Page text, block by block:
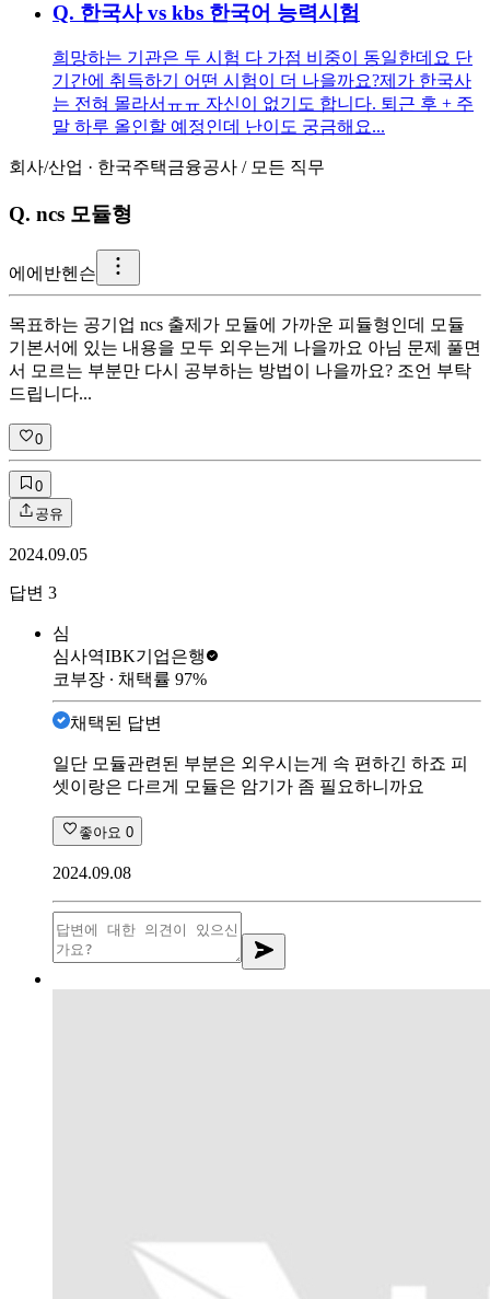
Q. 한국사 vs kbs 한국어 능력시험
희망하는 기관은 두 시험 다 가점 비중이 동일한데요 단
기간에 취득하기 어떤 시험이 더 나을까요? ​ 제가 한국사
는 전혀 몰라서ㅠㅠ 자신이 없기도 합니다. 퇴근 후 + 주
말 하루 올인할 예정인데 난이도 궁금해요...
회사/산업 · 한국주택금융공사 / 모든 직무
Q. ncs 모듈형
에 에반헨슨
목표하는 공기업 ncs 출제가 모듈에 가까운 피듈형인데 모듈
기본서에 있는 내용을 모두 외우는게 나을까요 아님 문제 풀면
서 모르는 부분만 다시 공부하는 방법이 나을까요? 조언 부탁
드립니다...
0
0
공유
2024.09.05
답변 3
심
심사역IBK기업은행
코부장 ∙ 채택률 97%
채택된 답변
일단 모듈관련된 부분은 외우시는게 속 편하긴 하죠 피
셋이랑은 다르게 모듈은 암기가 좀 필요하니까요
좋아요 0
2024.09.08